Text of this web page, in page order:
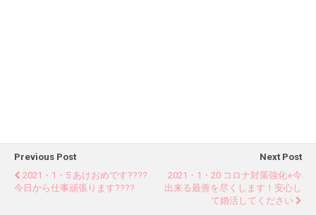
Previous Post
2021・1・5 あけおめです????
今日から仕事頑張ります????
Next Post
2021・1・20 コロナ対策強化⭐︎今
出来る最善を尽くします！安心し
て婚活してください